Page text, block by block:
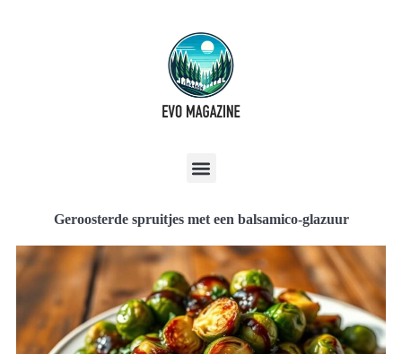
Geroosterde spruitjes met een balsamico-glazuur